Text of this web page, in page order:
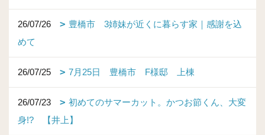
26/07/26
豊橋市 3姉妹が近くに暮らす家｜感謝を込
めて
26/07/25 7月25日 豊橋市 F様邸 上棟
26/07/23
初めてのサマーカット。かつお節くん、大変
身!? 【井上】